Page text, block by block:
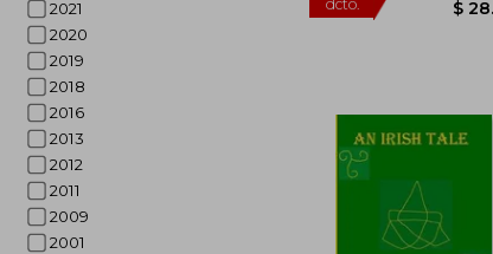
2021
2020
2019
2018
2016
2013
2012
2011
2009
2001
45%
dcto.